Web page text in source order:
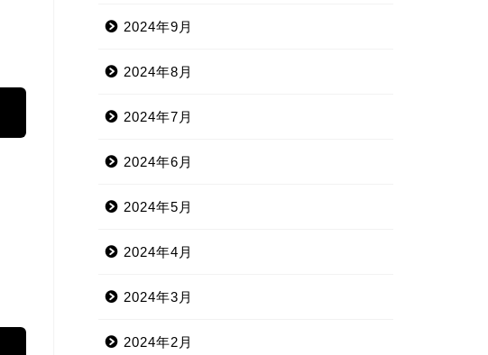
2024年9月
2024年8月
2024年7月
2024年6月
2024年5月
2024年4月
2024年3月
2024年2月